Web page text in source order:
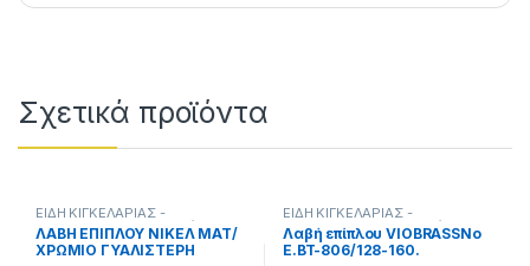
Σχετικά προϊόντα
ΕΙΔΗ ΚΙΓΚΕΛΑΡΙΑΣ -
ΔΙΑΚΟΣΜΗΤΙΚΑ, Πομολάκια
επίπλων
ΛΑΒΗ ΕΠΙΠΛΟΥ ΝΙΚΕΛ ΜΑΤ/
ΧΡΩΜΙΟ ΓΥΑΛΙΣΤΕΡΗ
ΕΙΔΗ ΚΙΓΚΕΛΑΡΙΑΣ -
ΔΙΑΚΟΣΜΗΤΙΚΑ , Πομολάκια
επίπλων
Λαβή επίπλου VIOBRASSΝο
E.BT-806/128-160.